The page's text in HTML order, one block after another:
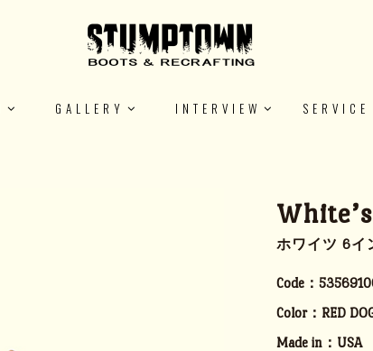
GALLERY INTERVIEW SERVICE
ホワイツ 6イ
Code：
Color： RED
Made in： USA